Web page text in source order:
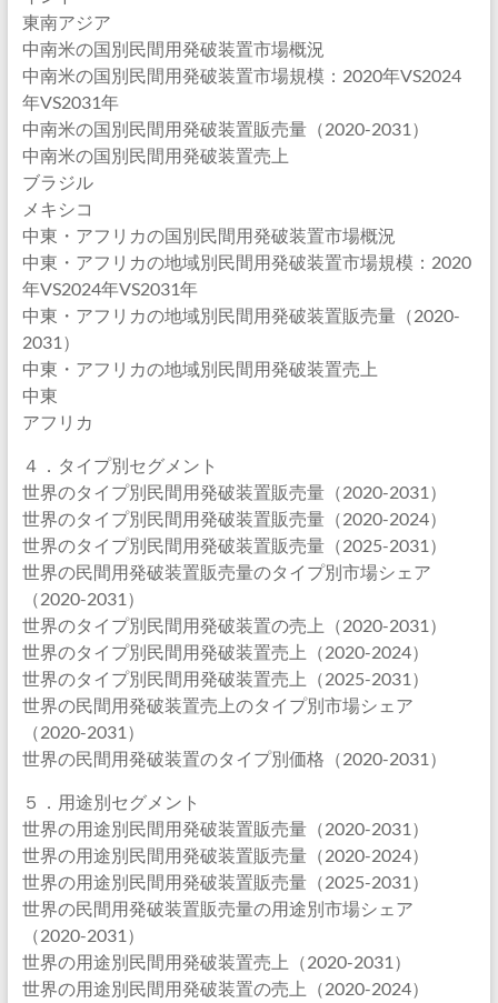
東南アジア
中南米の国別民間用発破装置市場概況
中南米の国別民間用発破装置市場規模：2020年VS2024
年VS2031年
中南米の国別民間用発破装置販売量（2020-2031）
中南米の国別民間用発破装置売上
ブラジル
メキシコ
中東・アフリカの国別民間用発破装置市場概況
中東・アフリカの地域別民間用発破装置市場規模：2020
年VS2024年VS2031年
中東・アフリカの地域別民間用発破装置販売量（2020-
2031）
中東・アフリカの地域別民間用発破装置売上
中東
アフリカ
４．タイプ別セグメント
世界のタイプ別民間用発破装置販売量（2020-2031）
世界のタイプ別民間用発破装置販売量（2020-2024）
世界のタイプ別民間用発破装置販売量（2025-2031）
世界の民間用発破装置販売量のタイプ別市場シェア
（2020-2031）
世界のタイプ別民間用発破装置の売上（2020-2031）
世界のタイプ別民間用発破装置売上（2020-2024）
世界のタイプ別民間用発破装置売上（2025-2031）
世界の民間用発破装置売上のタイプ別市場シェア
（2020-2031）
世界の民間用発破装置のタイプ別価格（2020-2031）
５．用途別セグメント
世界の用途別民間用発破装置販売量（2020-2031）
世界の用途別民間用発破装置販売量（2020-2024）
世界の用途別民間用発破装置販売量（2025-2031）
世界の民間用発破装置販売量の用途別市場シェア
（2020-2031）
世界の用途別民間用発破装置売上（2020-2031）
世界の用途別民間用発破装置の売上（2020-2024）